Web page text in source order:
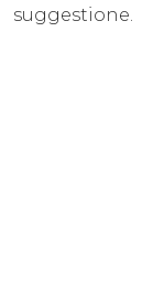
suggestione.